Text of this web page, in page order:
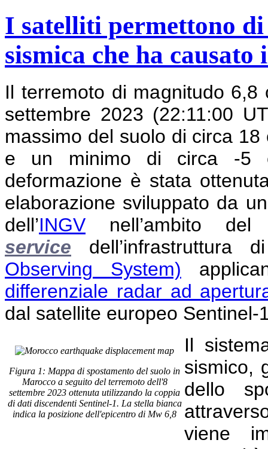
I satelliti permettono
sismica che ha
Il terremoto di magnitudo 6,8
settembre 2023 (22:11:00
massimo del suolo di circa
e un minimo di circa -5
deformazione è stata
elaborazione sviluppato da
dell’INGV nell’ambito
service
Observing System)
differenziale radar ad
dal satellite europeo Sentinel-
Figura 1: Mappa di spostamento del suolo in
Marocco a seguito del terremoto dell'8
settembre 2023 ottenuta utilizzando la coppia
di dati discendenti Sentinel-1. La stella bianca
indica la posizione dell'epicentro di Mw 6,8
Il
sismico,
dello
viene